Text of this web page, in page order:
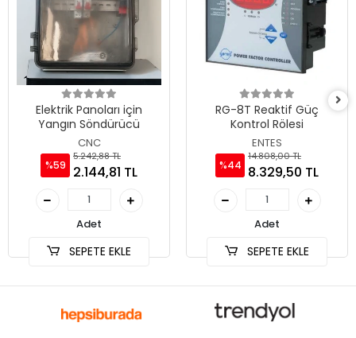
Elektrik Panoları için
Yangın Söndürücü
CNC
%59
5.242,88 TL
2.144,81 TL
Adet
SEPETE EKLE
RG-8T Reaktif Güç
Kontrol Rölesi
ENTES
%44
14.808,00 TL
8.329,50 TL
Adet
SEPETE EKLE